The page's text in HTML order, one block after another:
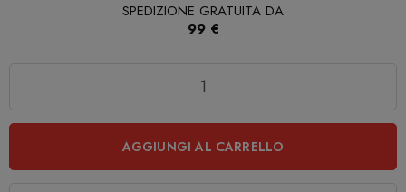
SPEDIZIONE GRATUITA DA
99 €
AGGIUNGI AL CARRELLO